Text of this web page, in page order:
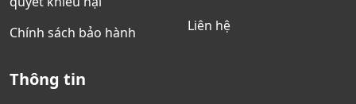
Chính sách bảo hành
Liên hệ
Thông tin